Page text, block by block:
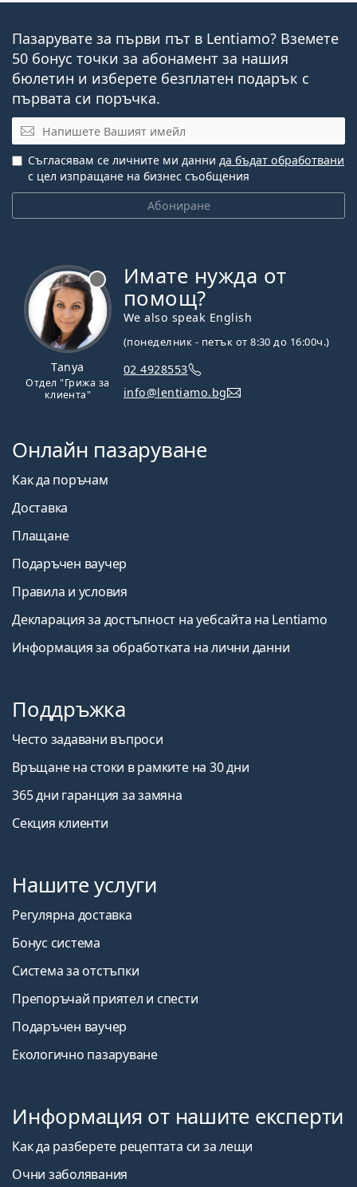
Пазарувате за първи път в Lentiamo? Вземете
50 бонус точки за абонамент за нашия
бюлетин и изберете безплатен подарък с
първата си поръчка.
Имейл
Абониране
Съгласявам се личните ми данни да бъдат обработвани
с цел изпращане на бизнес съобщения
Tanya
Отдел "Грижа за
клиента"
Имате нужда от
помощ?
We also speak English
(понеделник - петък от 8:30 до 16:00ч.)
02 4928553
info@lentiamo.bg
Онлайн пазаруване
Как да поръчам
Доставка
Плащане
Подаръчен ваучер
Правила и условия
Декларация за достъпност на уебсайта на Lentiamo
Информация за обработката на лични данни
Поддръжка
Често задавани въпроси
Връщане на стоки в рамките на 30 дни
365 дни гаранция за замяна
Секция клиенти
Нашите услуги
Регулярна доставка
Бонус система
Система за отстъпки
Препоръчай приятел и спести
Подаръчен ваучер
Екологично пазаруване
Информация от нашите експерти
Как да разберете рецептата си за лещи
Очни заболявания